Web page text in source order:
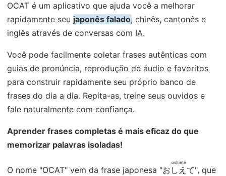
OCAT é um aplicativo que ajuda você a melhorar
rapidamente seu japonês falado, chinês, cantonês e
inglês através de conversas com IA.
Você pode facilmente coletar frases autênticas com
guias de pronúncia, reprodução de áudio e favoritos
para construir rapidamente seu próprio banco de
frases do dia a dia. Repita-as, treine seus ouvidos e
fale naturalmente com confiança.
Aprender frases completas é mais eficaz do que
memorizar palavras isoladas!
O nome "OCAT" vem da frase japonesa "おしえて
oshiete
", que